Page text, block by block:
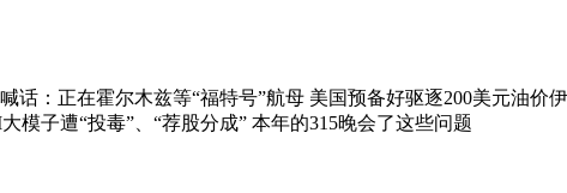
正在霍尔木兹等“福特号”航母 美国预备好驱逐200美元油价
子遭“投毒”、“荐股分成” 本年的315晚会了这些问题